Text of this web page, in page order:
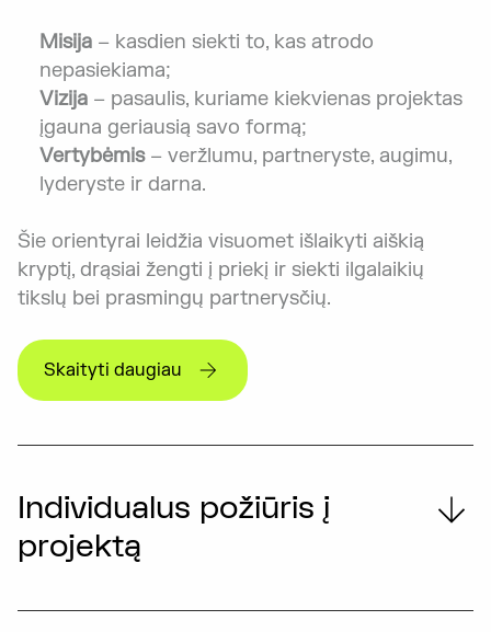
Misija – kasdien siekti to, kas atrodo
nepasiekiama;
Vizija – pasaulis, kuriame kiekvienas projektas
įgauna geriausią savo formą;
Vertybėmis– veržlumu, partneryste, augimu,
lyderyste ir darna.
Šie orientyrai leidžia visuomet išlaikyti aiškią
kryptį, drąsiai žengti į priekį ir siekti ilgalaikių
tikslų bei prasmingų partnerysčių.
Skaityti daugiau
Individualus požiūris į
projektą